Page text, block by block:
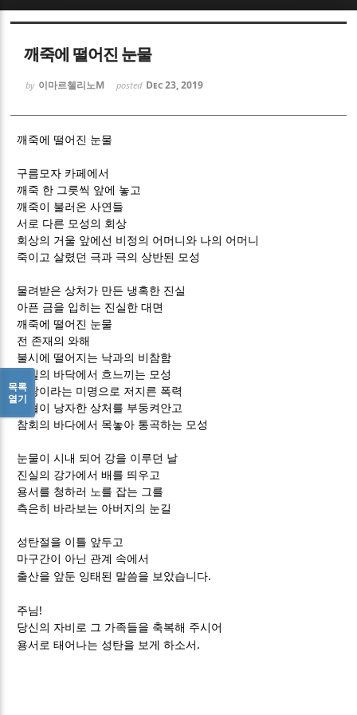
깨죽에 떨어진 눈물
by 이마르첼리노M posted Dec 23, 2019
깨죽에 떨어진 눈물
구름모자 카페에서
깨죽 한 그릇씩 앞에 놓고
깨죽이 불러온 사연들
서로 다른 모성의 회상
회상의 거울 앞에선 비정의 어머니와 나의 어머니
죽이고 살렸던 극과 극의 상반된 모성
물려받은 상처가 만든 냉혹한 진실
아픈 금을 입히는 진실한 대면
깨죽에 떨어진 눈물
전 존재의 와해
불시에 떨어지는 낙과의 비참함
진실의 바닥에서 흐느끼는 모성
사랑이라는 미명으로 저지른 폭력
선혈이 낭자한 상처를 부둥켜안고
참회의 바다에서 목놓아 통곡하는 모성
눈물이 시내 되어 강을 이루던 날
진실의 강가에서 배를 띄우고
용서를 청하러 노를 잡는 그를
측은히 바라보는 아버지의 눈길
성탄절을 이틀 앞두고
마구간이 아닌 관계 속에서
출산을 앞둔 잉태된 말씀을 보았습니다.
주님 !
당신의 자비로 그 가족들을 축복해 주시어
용서로 태어나는 성탄을 보게 하소서 .
목록
열기
Sketchbook5, 스케치북5
Sketchbook5, 스케치북5
Sketchbook5, 스케치북5
Sketchbook5, 스케치북5